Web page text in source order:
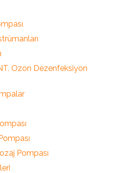
Ozon Dezenfeksiyon
Pompası